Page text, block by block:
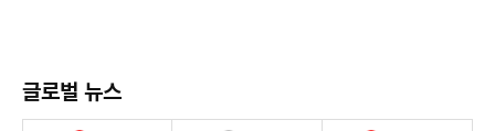
글로벌 뉴스